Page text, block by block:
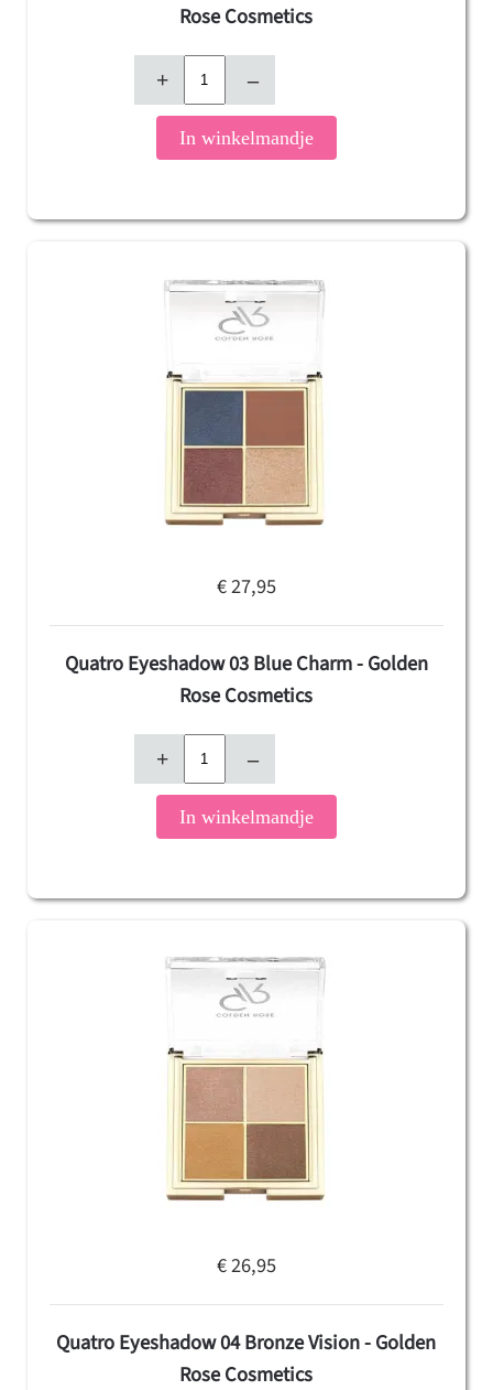
Rose Cosmetics
+ –
In winkelmandje
€ 27,95
Quatro Eyeshadow 03 Blue Charm - Golden
Rose Cosmetics
+ –
In winkelmandje
€ 26,95
Quatro Eyeshadow 04 Bronze Vision - Golden
Rose Cosmetics